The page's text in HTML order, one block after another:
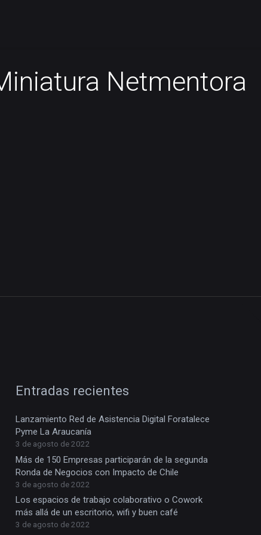
Netmentora
Entradas recientes
Lanzamiento Red de Asistencia Digital Foratalece
Pyme La Araucanía
3 de agosto de 2022
Más de 150 Empresas participarán de la segunda
Ronda de Negocios con Impacto de Chile
3 de agosto de 2022
Los espacios de trabajo colaborativo o Cowork
más allá de un escritorio, wifi y buen café
3 de agosto de 2022